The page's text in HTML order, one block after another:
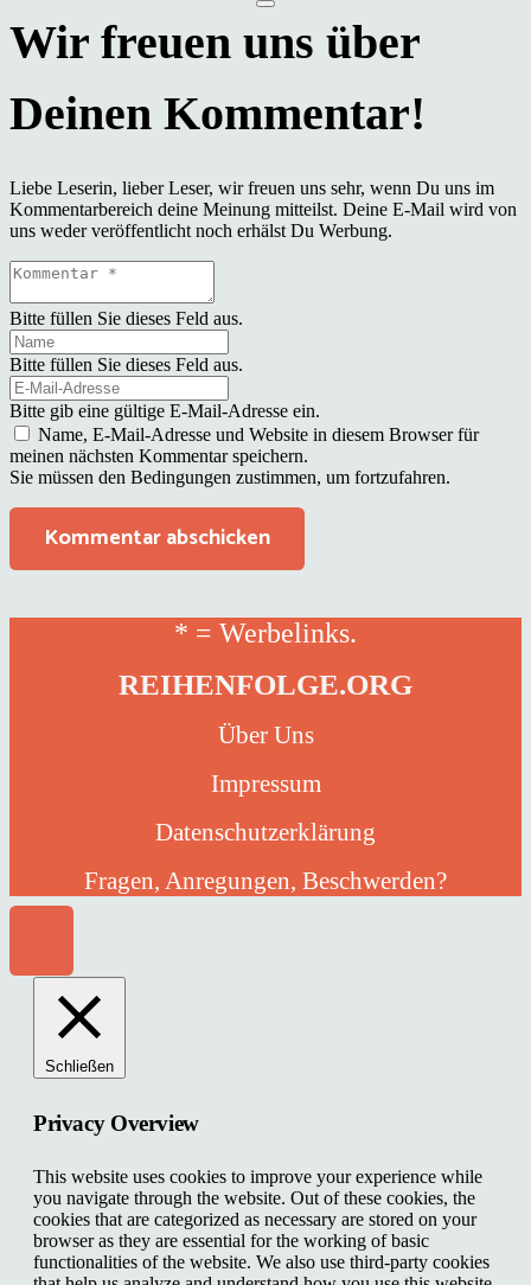
Liebe Leserin, lieber Leser, wir freuen uns sehr, wenn Du uns im
Kommentarbereich deine Meinung mitteilst. Deine E-Mail wird von
uns weder veröffentlicht noch erhälst Du Werbung.
Bitte füllen Sie dieses Feld aus.
Bitte füllen Sie dieses Feld aus.
Bitte gib eine gültige E-Mail-Adresse ein.
Name, E-Mail-Adresse und Website in diesem Browser für
meinen nächsten Kommentar speichern.
Sie müssen den Bedingungen zustimmen, um fortzufahren.
Kommentar abschicken
* = Werbelinks.
REIHENFOLGE.ORG
Über Uns
Impressum
Datenschutzerklärung
Fragen, Anregungen, Beschwerden?
Schließen
Privacy Overview
This website uses cookies to improve your experience while
you navigate through the website. Out of these cookies, the
cookies that are categorized as necessary are stored on your
browser as they are essential for the working of basic
functionalities of the website. We also use third-party cookies